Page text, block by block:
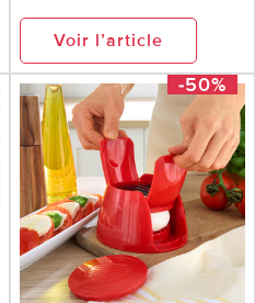
Voir l’article
-50%